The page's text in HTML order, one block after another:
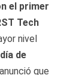
el primer
Tech
nivel
de
que